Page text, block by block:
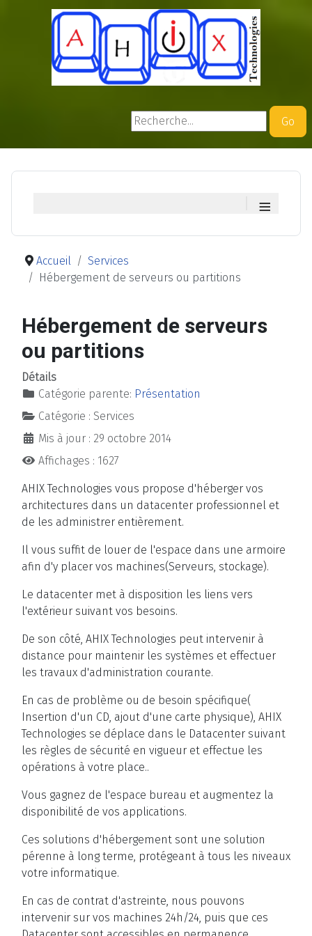
Rechercher
Go
≡
Accueil
Services
Hébergement de serveurs ou partitions
Hébergement de serveurs
ou partitions
Détails
Catégorie parente: Présentation
Catégorie : Services
Mis à jour : 29 octobre 2014
Affichages : 1627
AHIX Technologies vous propose d'héberger vos
architectures dans un datacenter professionnel et
de les administrer entièrement.
Il vous suffit de louer de l'espace dans une armoire
afin d'y placer vos machines(Serveurs, stockage).
Le datacenter met à disposition les liens vers
l'extérieur suivant vos besoins.
De son côté, AHIX Technologies peut intervenir à
distance pour maintenir les systèmes et effectuer
les travaux d'administration courante.
En cas de problème ou de besoin spécifique(
Insertion d'un CD, ajout d'une carte physique), AHIX
Technologies se déplace dans le Datacenter suivant
les règles de sécurité en vigueur et effectue les
opérations à votre place..
Vous gagnez de l'espace bureau et augmentez la
disponibilité de vos applications.
Ces solutions d'hébergement sont une solution
pérenne à long terme, protégeant à tous les niveaux
votre informatique.
En cas de contrat d'astreinte, nous pouvons
intervenir sur vos machines 24h/24, puis que ces